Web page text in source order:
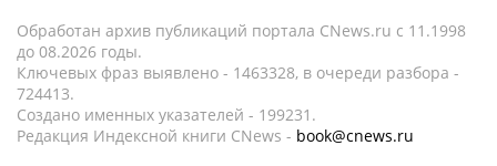
Обработан архив публикаций портала CNews.ru c 11.1998
до 08.2026 годы.
Ключевых фраз выявлено - 1463328, в очереди разбора -
724413.
Создано именных указателей - 199231.
Редакция Индексной книги CNews - book@cnews.ru